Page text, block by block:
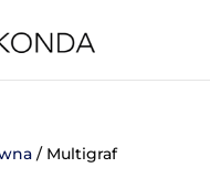
/ Multigraf